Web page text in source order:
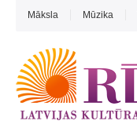
Māksla Mūzika